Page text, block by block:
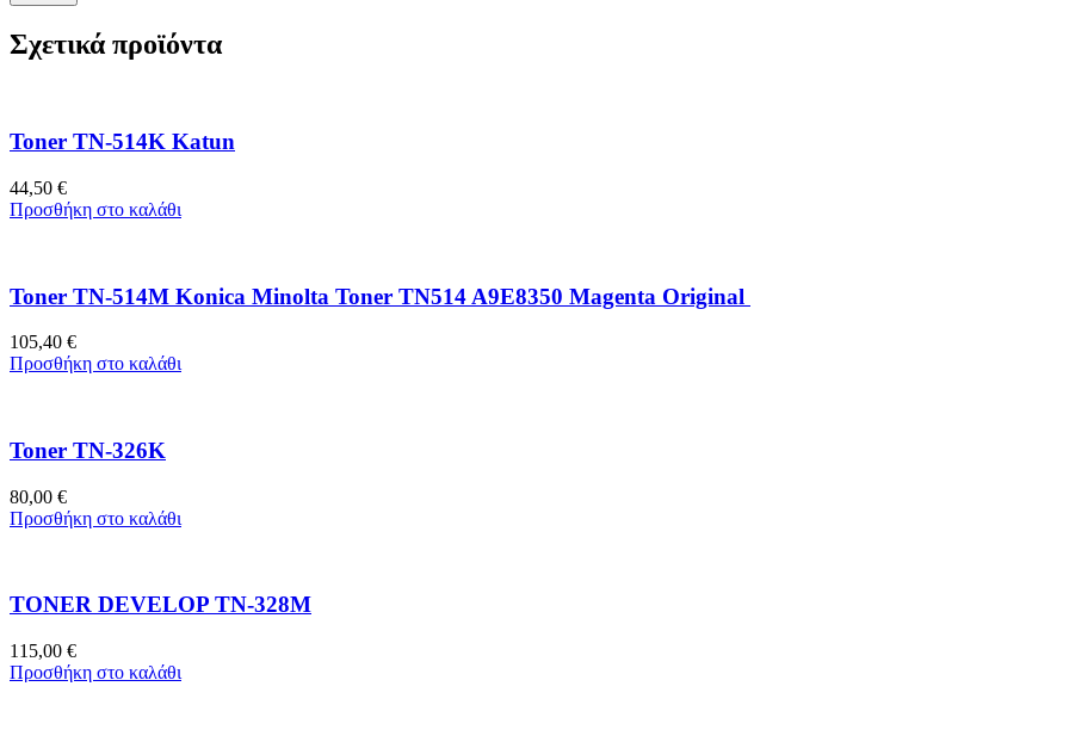
Σχετικά προϊόντα
Toner TN-514K Katun
44,50 €
Προσθήκη στο καλάθι
Toner TN-514M Konica Minolta Toner TN514 A9E8350 Magenta Original
105,40 €
Προσθήκη στο καλάθι
Toner TN-326K
80,00 €
Προσθήκη στο καλάθι
TONER DEVELOP TN-328M
115,00 €
Προσθήκη στο καλάθι